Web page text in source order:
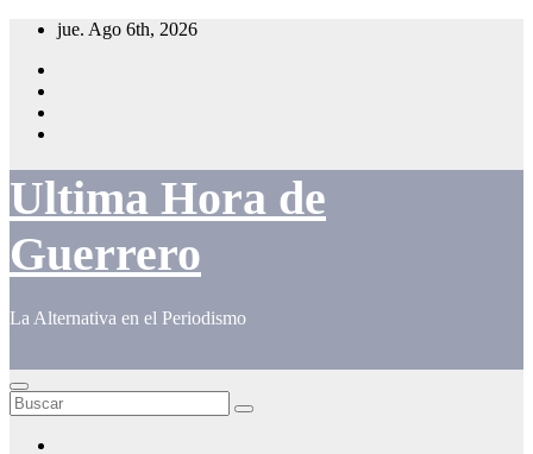
Saltar
contenido
jue. Ago 6th, 2026
Ultima Hora de
Guerrero
La Alternativa en el Periodismo